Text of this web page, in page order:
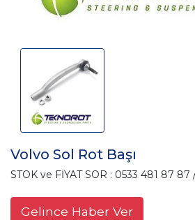
Volvo Sol Rot Başı
STOK ve FİYAT SOR : 0533 481 87
Gelince Haber Ver